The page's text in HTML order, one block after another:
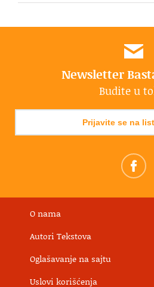
Newsletter
Budite u
Prijavite se na
O nama
Autori Tekstova
Oglašavanje na sajtu
Uslovi korišćenja